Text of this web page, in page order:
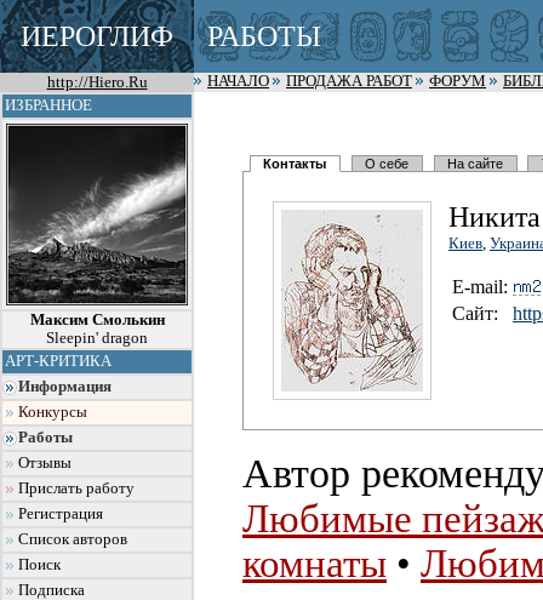
ИЕРОГЛИФ РАБОТЫ
http://Hiero.Ru НАЧАЛО ПРОДАЖА РАБОТ ФОРУМ
ИЗБРАННОЕ
Максим Смолькин
Sleepin' dragon
АРТ-КРИТИКА
Информация
Конкурсы
Работы
Отзывы
Прислать работу
Регистрация
Список авторов
Поиск
Подписка
Контакты О себе На сайте
Киев,
E-mail:
Сайт:
Автор
Любимые
комнаты •